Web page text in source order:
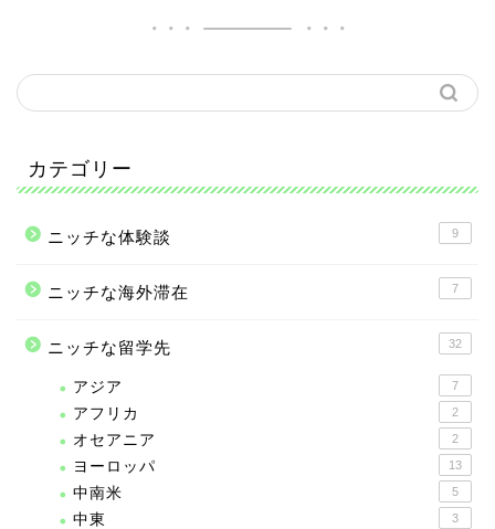
カテゴリー
ニッチな体験談 9
ニッチな海外滞在 7
ニッチな留学先 32
アジア 7
アフリカ 2
オセアニア 2
ヨーロッパ 13
中南米 5
中東 3